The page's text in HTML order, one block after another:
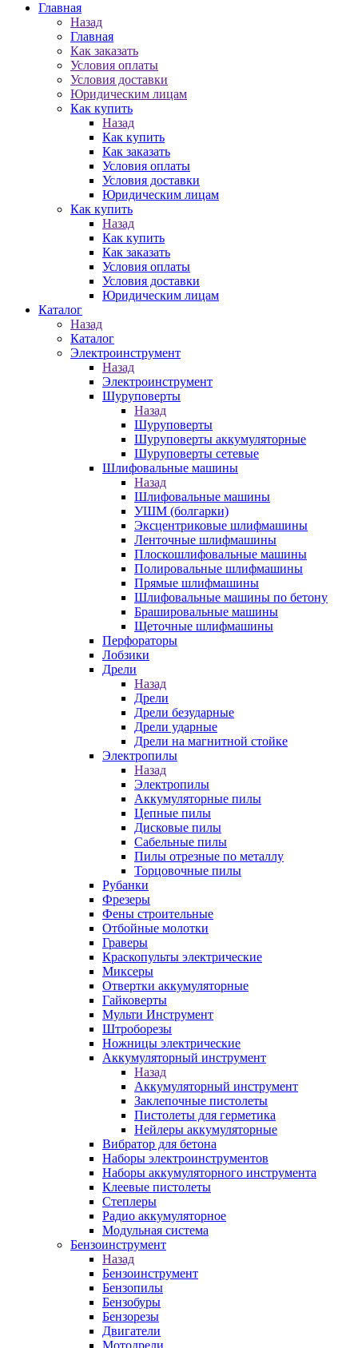
Главная
Назад
Главная
Как заказать
Условия оплаты
Условия доставки
Юридическим лицам
Как купить
Назад
Как купить
Как заказать
Условия оплаты
Условия доставки
Юридическим лицам
Как купить
Назад
Как купить
Как заказать
Условия оплаты
Условия доставки
Юридическим лицам
Каталог
Назад
Каталог
Электроинструмент
Назад
Электроинструмент
Шуруповерты
Назад
Шуруповерты
Шуруповерты аккумуляторные
Шуруповерты сетевые
Шлифовальные машины
Назад
Шлифовальные машины
УШМ (болгарки)
Эксцентриковые шлифмашины
Ленточные шлифмашины
Плоскошлифовальные машины
Полировальные шлифмашины
Прямые шлифмашины
Шлифовальные машины по бетону
Брашировальные машины
Щеточные шлифмашины
Перфораторы
Лобзики
Дрели
Назад
Дрели
Дрели безударные
Дрели ударные
Дрели на магнитной стойке
Электропилы
Назад
Электропилы
Аккумуляторные пилы
Цепные пилы
Дисковые пилы
Сабельные пилы
Пилы отрезные по металлу
Торцовочные пилы
Рубанки
Фрезеры
Фены строительные
Отбойные молотки
Граверы
Краскопульты электрические
Миксеры
Отвертки аккумуляторные
Гайковерты
Мульти Инструмент
Штроборезы
Ножницы электрические
Аккумуляторный инструмент
Назад
Аккумуляторный инструмент
Заклепочные пистолеты
Пистолеты для герметика
Нейлеры аккумуляторные
Вибратор для бетона
Наборы электроинструментов
Наборы аккумуляторного инструмента
Клеевые пистолеты
Степлеры
Радио аккумуляторное
Модульная система
Бензоинструмент
Назад
Бензоинструмент
Бензопилы
Бензобуры
Бензорезы
Двигатели
Мотодрели